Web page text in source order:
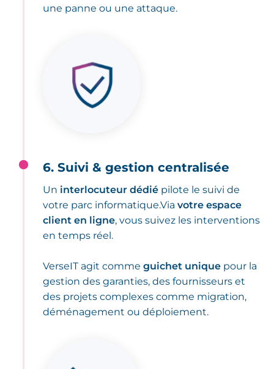
une panne ou une attaque.
6. Suivi & gestion centralisée
Un interlocuteur dédié pilote le suivi de
votre parc informatique.Viavotre espace
client en ligne, vous suivez les interventions
en temps réel.
VerseIT agit commeguichet unique pour la
gestion des garanties, des fournisseurs et
des projets complexes comme migration,
déménagement ou déploiement.